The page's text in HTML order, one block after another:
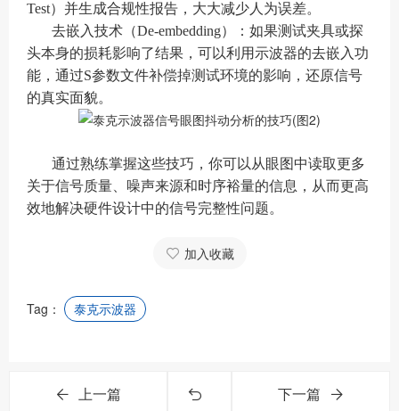
Test）并生成合规性报告，大大减少人为误差。
去嵌入技术（De-embedding）：如果测试夹具或探
头本身的损耗影响了结果，可以利用示波器的去嵌入功
能，通过S参数文件补偿掉测试环境的影响，还原信号
的真实面貌。
通过熟练掌握这些技巧，你可以从眼图中读取更多
关于信号质量、噪声来源和时序裕量的信息，从而更高
效地解决硬件设计中的信号完整性问题。
加入收藏
Tag： 泰克示波器
上一篇 下一篇